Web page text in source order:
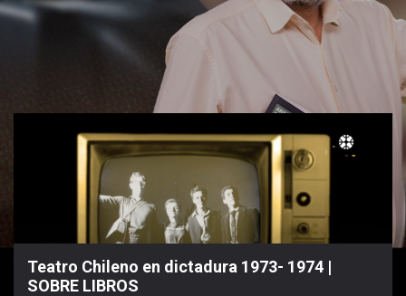
Teatro Chileno en dictadura 1973- 1974 |
SOBRE LIBROS